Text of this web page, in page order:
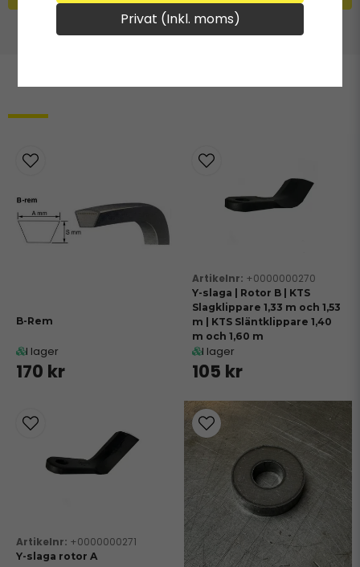
B-Rem
I lager
170 kr
+0000000270
Y-slaga | Rotor B | KTS
Slagklippare 1,33 m och 1,53
m | KTS Släntklippare 1,40
m och 1,60 m
I lager
105 kr
+0000000271
Y-slaga rotor A
Privat (Inkl. moms)